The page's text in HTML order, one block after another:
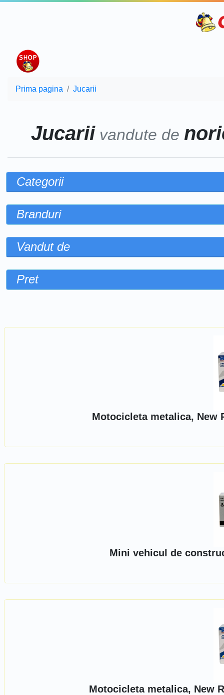
Prima pagina Jucarii
Jucariivandute de
Categorii
Branduri
Vandut de
Pret
Motocicleta metalica, New
Mini vehicul de
Motocicleta metalica, New